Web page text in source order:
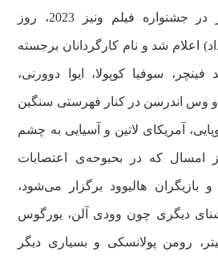
اسامی فیلم‌های حاضر در جشنواره فیلم ونیز 2023، روز
جولای (3 مرداد) اعلام شد و نام کارگردانان برجسته
فینچر، سوفیا کوپولا، ایوا دوورنی،
و وس اندرسن در کنار فهرستی سنگین
آمریکای لاتین و آسیایی به چشم
امسال که در بحبوحه‌ی اعتصابات
و بازیگران هالیوود برگزار می‌شود،
دیگری چون وودی آلن، یورگوس
رومن پولانسکی و بسیاری دیگر